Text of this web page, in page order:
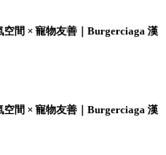
空間 × 寵物友善｜Burgerciaga 漢
空間 × 寵物友善｜Burgerciaga 漢